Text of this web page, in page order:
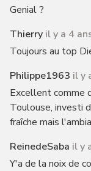
Genial ?
Thierry il y a 4
Toujours au top
Philippe1963 il y
Excellent comme
Toulouse, investi
fraîche mais
ReinedeSaba il y
Y'a de la noix de